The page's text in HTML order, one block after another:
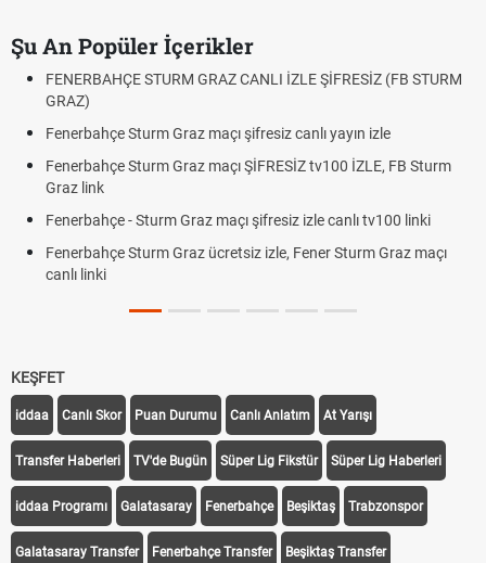
Şu An Popüler İçerikler
FENERBAHÇE STURM GRAZ CANLI İZLE ŞİFRESİZ (FB STURM
GRAZ)
Fenerbahçe Sturm Graz maçı şifresiz canlı yayın izle
Fenerbahçe Sturm Graz maçı ŞİFRESİZ tv100 İZLE, FB Sturm
Graz link
Fenerbahçe - Sturm Graz maçı şifresiz izle canlı tv100 linki
Fenerbahçe Sturm Graz ücretsiz izle, Fener Sturm Graz maçı
canlı linki
KEŞFET
iddaa Canlı Skor Puan Durumu Canlı Anlatım At Yarışı
Transfer Haberleri TV'de Bugün Süper Lig Fikstür Süper Lig Haberleri
iddaa Programı Galatasaray Fenerbahçe Beşiktaş Trabzonspor
Galatasaray Transfer Fenerbahçe Transfer Beşiktaş Transfer